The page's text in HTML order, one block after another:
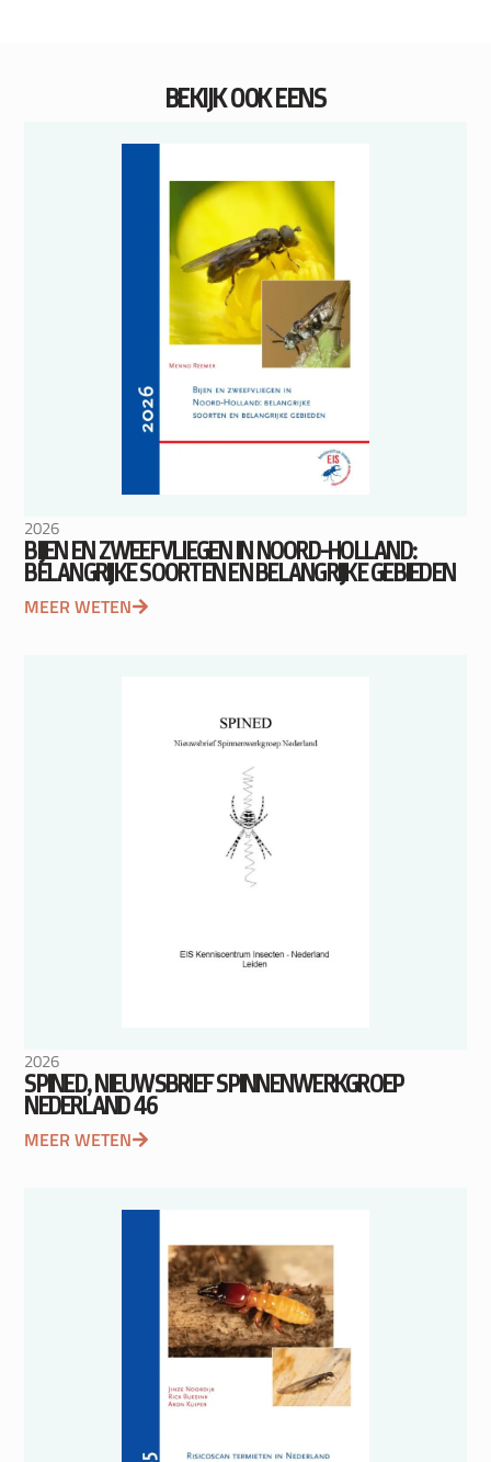
BEKIJK OOK EENS
2026
BIJEN EN ZWEEFVLIEGEN IN NOORD-HOLLAND:
BELANGRIJKE SOORTEN EN BELANGRIJKE GEBIEDEN
MEER WETEN
2026
SPINED, NIEUWSBRIEF SPINNENWERKGROEP
NEDERLAND 46
MEER WETEN